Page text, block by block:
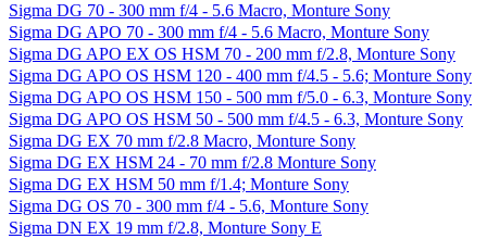
Sigma DG 70 - 300 mm f/4 - 5.6 Macro, Monture Sony
Sigma DG APO 70 - 300 mm f/4 - 5.6 Macro, Monture Sony
Sigma DG APO EX OS HSM 70 - 200 mm f/2.8, Monture Sony
Sigma DG APO OS HSM 120 - 400 mm f/4.5 - 5.6; Monture Sony
Sigma DG APO OS HSM 150 - 500 mm f/5.0 - 6.3, Monture Sony
Sigma DG APO OS HSM 50 - 500 mm f/4.5 - 6.3, Monture Sony
Sigma DG EX 70 mm f/2.8 Macro, Monture Sony
Sigma DG EX HSM 24 - 70 mm f/2.8 Monture Sony
Sigma DG EX HSM 50 mm f/1.4; Monture Sony
Sigma DG OS 70 - 300 mm f/4 - 5.6, Monture Sony
Sigma DN EX 19 mm f/2.8, Monture Sony E